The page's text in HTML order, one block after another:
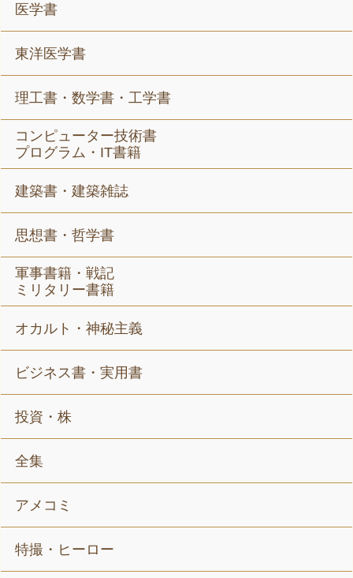
医学書
東洋医学書
理工書・数学書・工学書
コンピューター技術書
プログラム・IT書籍
建築書・建築雑誌
思想書・哲学書
軍事書籍・戦記
ミリタリー書籍
オカルト・神秘主義
ビジネス書・実用書
投資・株
全集
アメコミ
特撮・ヒーロー